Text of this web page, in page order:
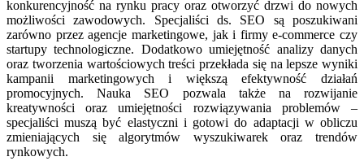
konkurencyjność na rynku pracy oraz otworzyć drzwi do nowych
możliwości zawodowych. Specjaliści ds. SEO są poszukiwani
zarówno przez agencje marketingowe, jak i firmy e-commerce czy
startupy technologiczne. Dodatkowo umiejętność analizy danych
oraz tworzenia wartościowych treści przekłada się na lepsze wyniki
kampanii marketingowych i większą efektywność działań
promocyjnych. Nauka SEO pozwala także na rozwijanie
kreatywności oraz umiejętności rozwiązywania problemów –
specjaliści muszą być elastyczni i gotowi do adaptacji w obliczu
zmieniających się algorytmów wyszukiwarek oraz trendów
rynkowych.